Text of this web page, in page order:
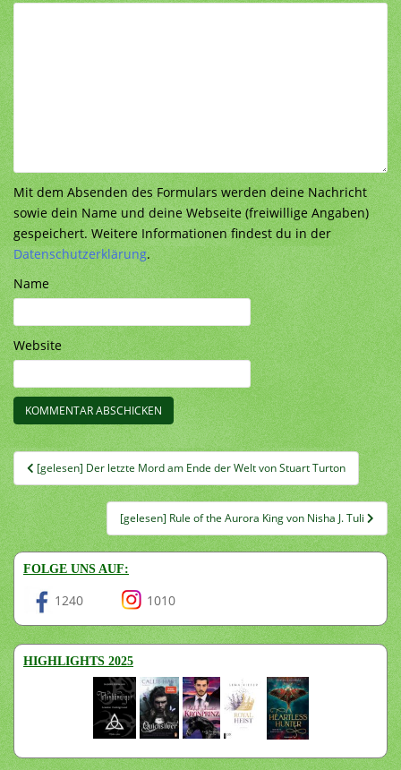
Mit dem Absenden des Formulars werden deine Nachricht
sowie dein Name und deine Webseite (freiwillige Angaben)
gespeichert. Weitere Informationen findest du in der
Datenschutzerklärung.
Name
Website
Beitragsnavigation
[gelesen] Der letzte Mord am Ende der Welt von Stuart Turton
[gelesen] Rule of the Aurora King von Nisha J. Tuli
FOLGE UNS AUF:
1240 1010
HIGHLIGHTS 2025